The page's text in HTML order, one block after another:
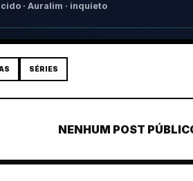
· Auralim · inquieto
SÉRIES
NENHUM POST